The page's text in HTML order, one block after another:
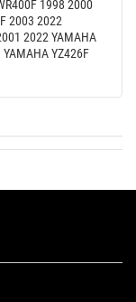
1998 2000
2003 2022
2022 YAMAHA
YZ426F